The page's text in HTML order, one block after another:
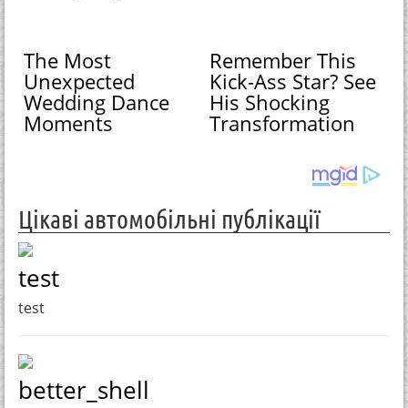
The Most
Unexpected
Wedding Dance
Moments
Remember This
Kick-Ass Star? See
His Shocking
Transformation
Цікаві автомобільні публікації
test
test
better_shell